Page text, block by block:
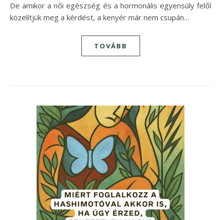
De amikor a női egészség és a hormonális egyensúly felől
közelítjük meg a kérdést, a kenyér már nem csupán…
TOVÁBB